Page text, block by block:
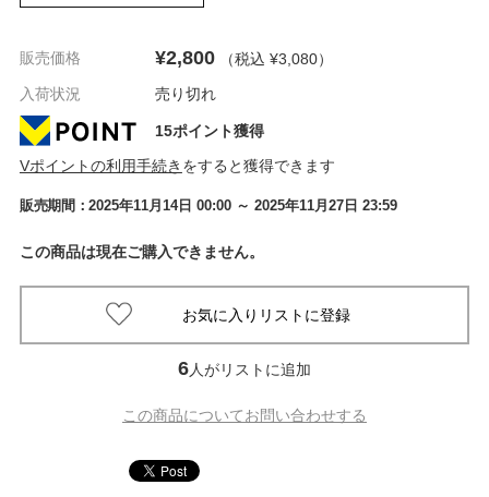
販売価格 ¥2,800 （税込 ¥3,080）
入荷状況
売り切れ
15ポイント獲得
Vポイントの利用手続き をすると獲得できます
販売期間：2025年11月14日 00:00 ～ 2025年11月27日 23:59
この商品は現在ご購入できません。
6人がリストに追加
この商品についてお問い合わせする